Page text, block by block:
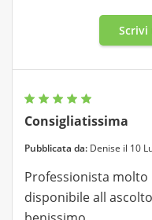
Scrivi
Consigliatissima
Pubblicata da: Denise il 10
Professionista
disponibile all